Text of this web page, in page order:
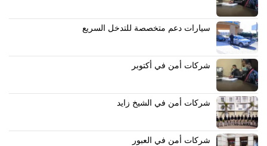
سيارات دعم متخصصة للتدخل السريع
شركات أمن في أكتوبر
شركات أمن في الشيخ زايد
شركات أمن في العبور